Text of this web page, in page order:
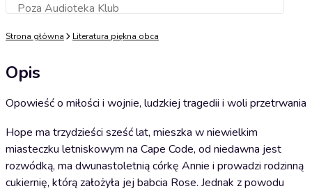
Poza Audioteka KlubDodaj do koszyka
Strona główna Literatura piękna obca
Opis
Opowieść o miłości i wojnie, ludzkiej tragedii i woli przetrwania
Hope ma trzydzieści sześć lat, mieszka w niewielkim
miasteczku letniskowym na Cape Code, od niedawna jest
rozwódką, ma dwunastoletnią córkę Annie i prowadzi rodzinną
cukiernię, którą założyła jej babcia Rose. Jednak z powodu